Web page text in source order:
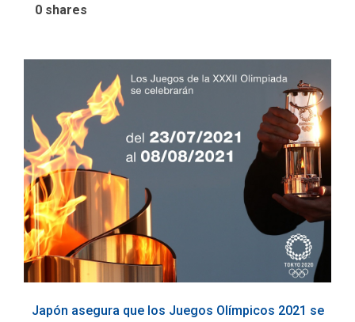
0 shares
Japón asegura que los Juegos Olímpicos 2021 se